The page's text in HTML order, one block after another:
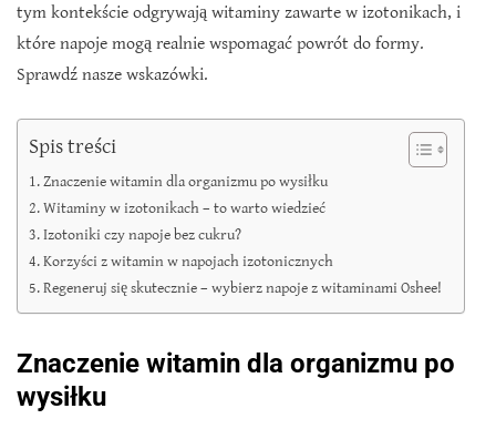
tym kontekście odgrywają witaminy zawarte w izotonikach, i
które napoje mogą realnie wspomagać powrót do formy.
Sprawdź nasze wskazówki.
Spis treści
Znaczenie witamin dla organizmu po wysiłku
Witaminy w izotonikach – to warto wiedzieć
Izotoniki czy napoje bez cukru?
Korzyści z witamin w napojach izotonicznych
Regeneruj się skutecznie – wybierz napoje z witaminami Oshee!
Znaczenie witamin dla organizmu po
wysiłku